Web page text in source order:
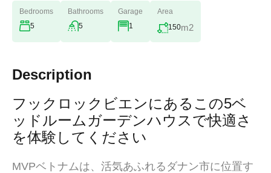
Bedrooms
5
Bathrooms
5
Garage
1
Area
150m2
Description
フックロックビエンにあるこの5ベ
ッドルームガーデンハウスで快適さ
を体験してください
MVPベトナムは、活気あふれるダナン市に位置す